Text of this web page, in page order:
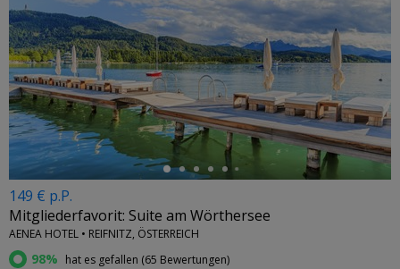
←
149 € p.P.
Mitgliederfavorit: Suite am Wörthersee
AENEA HOTEL • REIFNITZ, ÖSTERREICH
98% hat es gefallen (65 Bewertungen)